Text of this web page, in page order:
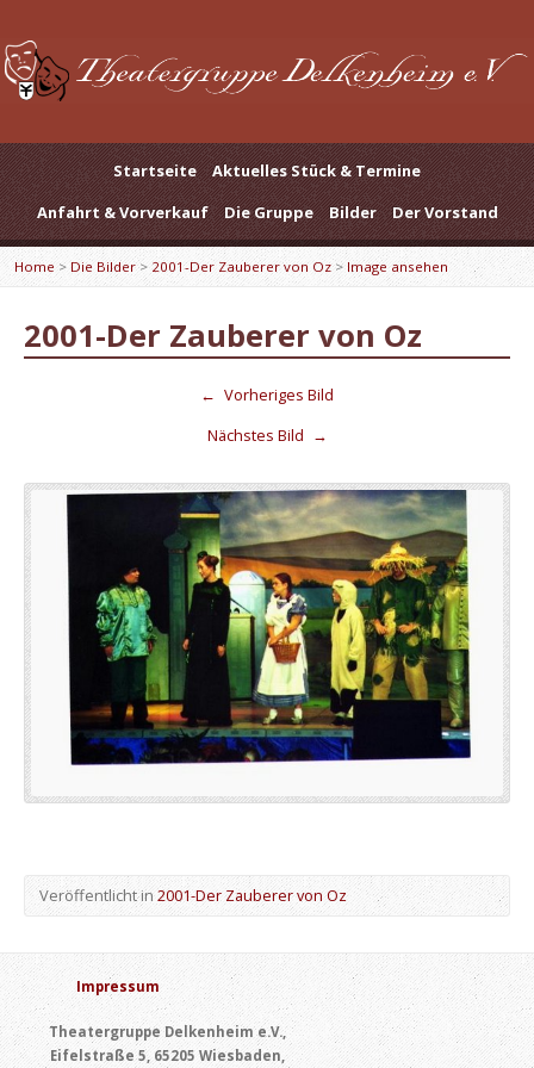
Startseite
Aktuelles Stück & Termine
Anfahrt & Vorverkauf
Die Gruppe Bilder Der Vorstand
Home > Die Bilder> 2001-Der Zauberer von Oz> Image ansehen
2001-Der Zauberer von Oz
← Vorheriges Bild
Nächstes Bild →
Veröffentlicht in2001-Der Zauberer von Oz
Impressum
Theatergruppe Delkenheim e.V.,
Eifelstraße 5, 65205 Wiesbaden,